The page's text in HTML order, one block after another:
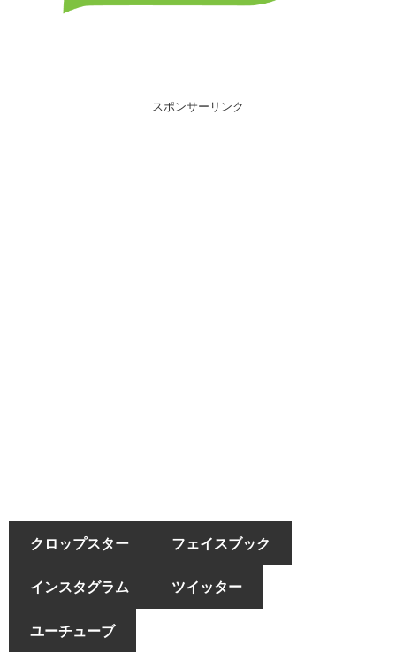
スポンサーリンク
クロップスター フェイスブック
インスタグラム ツイッター
ユーチューブ